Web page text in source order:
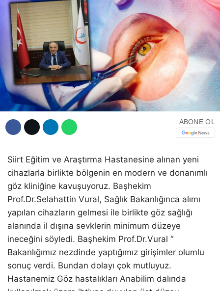
WhatsApp İhbar Hattı
Facebook
Youtube
GÜNDEM
NÖBETÇI ECZANELER
ABONE OL
Siirt Eğitim ve Araştırma Hastanesine alınan yeni
cihazlarla birlikte bölgenin en modern ve donanımlı
göz kliniğine kavuşuyoruz. Başhekim
Prof.Dr.Selahattin Vural, Sağlık Bakanlığınca alımı
yapılan cihazların gelmesi ile birlikte göz sağlığı
alanında il dışına sevklerin minimum düzeye
ineceğini söyledi. Başhekim Prof.Dr.Vural “
Bakanlığımız nezdinde yaptığımız girişimler olumlu
sonuç verdi. Bundan dolayı çok mutluyuz.
Hastanemiz Göz hastalıkları Anabilim dalında